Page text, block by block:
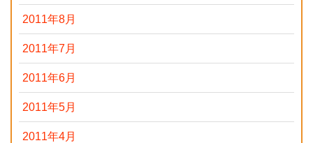
2011年8月
2011年7月
2011年6月
2011年5月
2011年4月